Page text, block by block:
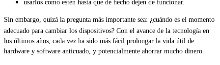
usarlos como estén hasta que de hecho dejen de funcionar.
Sin embargo, quizá la pregunta más importante sea: ¿cuándo es el momento
adecuado para cambiar los dispositivos? Con el avance de la tecnología en
los últimos años, cada vez ha sido más fácil prolongar la vida útil de
hardware y software anticuado, y potencialmente ahorrar mucho dinero.